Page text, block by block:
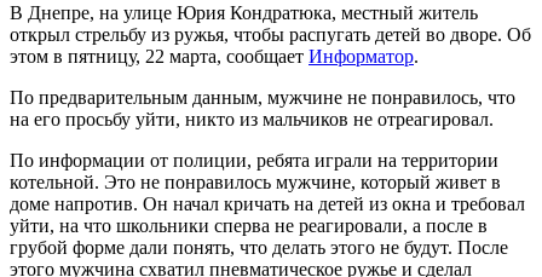
В Днепре, на улице Юрия Кондратюка, местный житель
открыл стрельбу из ружья, чтобы распугать детей во дворе. Об
этом в пятницу, 22 марта, сообщает Информатор.
По предварительным данным, мужчине не понравилось, что
на его просьбу уйти, никто из мальчиков не отреагировал.
По информации от полиции, ребята играли на территории
котельной. Это не понравилось мужчине, который живет в
доме напротив. Он начал кричать на детей из окна и требовал
уйти, на что школьники сперва не реагировали, а после в
грубой форме дали понять, что делать этого не будут. После
этого мужчина схватил пневматическое ружье и сделал